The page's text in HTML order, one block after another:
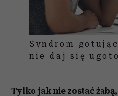
Syndrom
nie daj się
Tylko jak nie zostać